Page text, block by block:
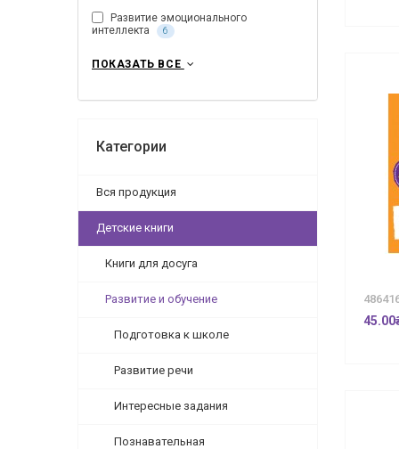
Развитие эмоционального
интеллекта
6
ПОКАЗАТЬ ВСЕ
Категории
Вся продукция
Детские книги
Книги для досуга
Развитие и обучение
Подготовка к школе
Развитие речи
Интересные задания
Познавательная